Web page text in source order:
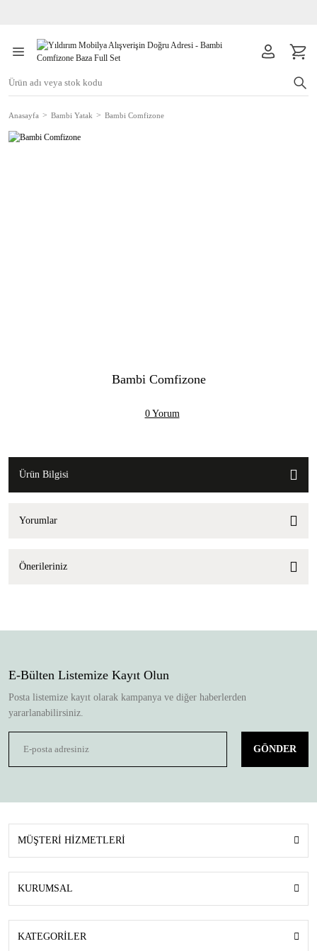
Anasayfa Bambi Yatak Bambi Comfizone
Bambi Comfizone
0 Yorum
Ürün Bilgisi
Yorumlar
Önerileriniz
E-Bülten Listemize Kayıt Olun
Posta listemize kayıt olarak kampanya ve diğer haberlerden
yararlanabilirsiniz.
GÖNDER
MÜŞTERİ HİZMETLERİ
KURUMSAL
KATEGORİLER